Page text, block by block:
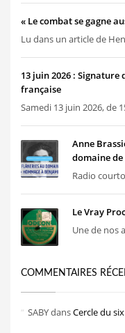
« Le combat se gagne
Lu dans un article de
13 juin 2026 :
française
Samedi 13 juin 2026, de
Anne
domaine de
Radio
Le Vray
Une de nos
COMMENTAIRES
SABYdansCercle du